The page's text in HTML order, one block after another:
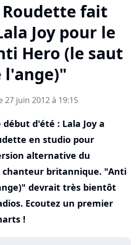
fait
Joy pour le
Hero (le saut
l'ange)"
27 juin 2012 à 19:15
d'été : Lala Joy a
en studio pour
alternative du
chanteur britannique. "Anti
devrait très bientôt
Ecoutez un premier
!